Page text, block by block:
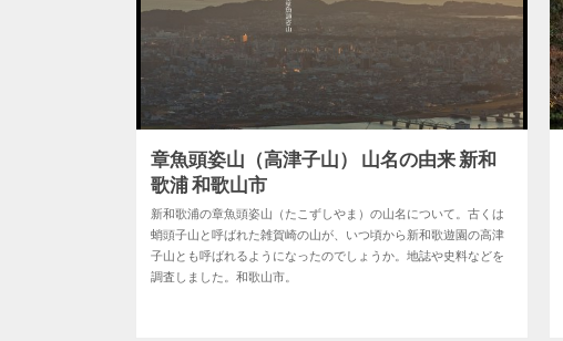
章魚頭姿山（高津子山） 山名の由来 新和
歌浦 和歌山市
新和歌浦の章魚頭姿山（たこずしやま）の山名について。古くは
蛸頭子山と呼ばれた雑賀崎の山が、いつ頃から新和歌遊園の高津
子山とも呼ばれるようになったのでしょうか。地誌や史料などを
調査しました。和歌山市。